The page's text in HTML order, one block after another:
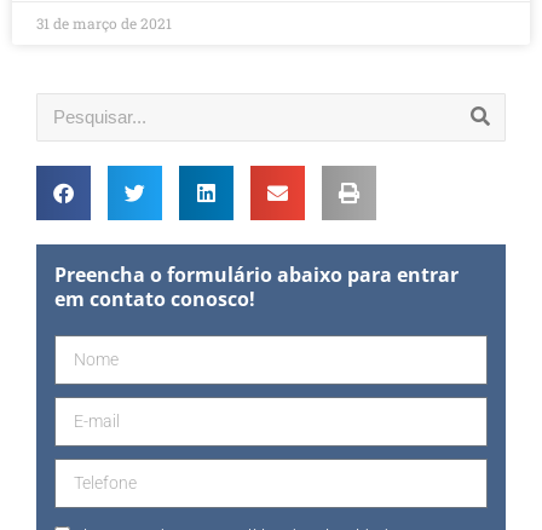
31 de março de 2021
Preencha o formulário abaixo para entrar
em contato conosco!